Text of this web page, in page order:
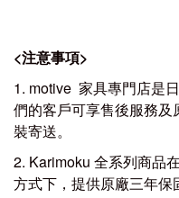
<注意事項>
1. motive 家具專門店是
們的客戶可享售後服務
裝寄送。
2. Karimoku 全系列商品
方式下，提供原廠三年保